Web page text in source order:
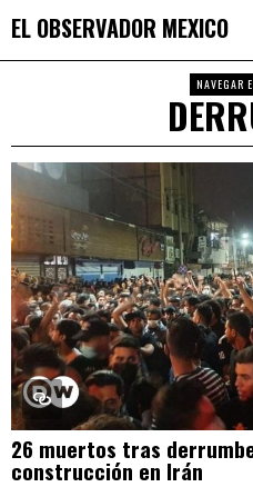
EL OBSERVADOR MEXICO
NAVEGAR
26 muertos tras
construcción en Irán